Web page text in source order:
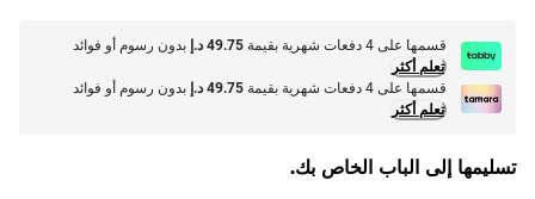
قسمها على 4 دفعات شهرية بقيمة 49.75 د.إ
بدون رسوم أو فوائد
تعلم أكثر
قسمها على 4 دفعات شهرية بقيمة
49.75 د.إ
بدون رسوم أو فوائد
تعلم أكثر
تسليمها إلى الباب الخاص بك.